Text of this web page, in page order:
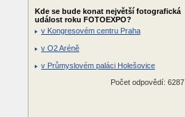
Kde se bude konat největší fotografická
událost roku FOTOEXPO?
v Kongresovém centru Praha
v O2 Aréně
v Průmyslovém paláci Holešovice
Počet odpovědí: 6287